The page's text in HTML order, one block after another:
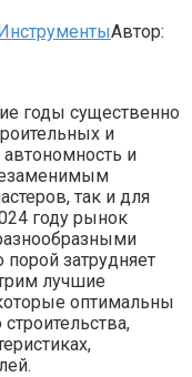
Автор:
годы существенно
и
и
так и для
году рынок
затрудняет
лучшие
оптимальны